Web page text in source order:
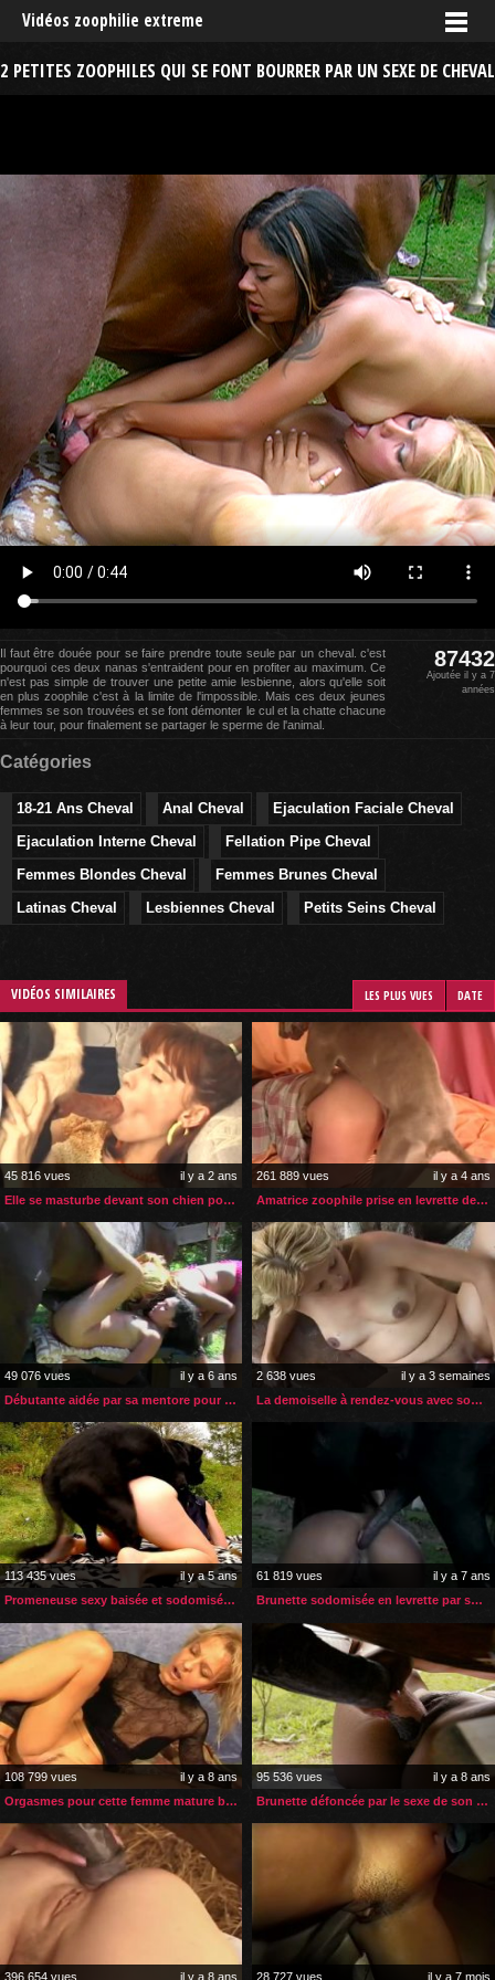
Vidéos zoophilie extreme
2 PETITES ZOOPHILES QUI SE FONT BOURRER PAR UN SEXE DE CHEVAL
Il faut être douée pour se faire prendre toute seule par un cheval. c'est
pourquoi ces deux nanas s'entraident pour en profiter au maximum. Ce
n'est pas simple de trouver une petite amie lesbienne, alors qu'elle soit
en plus zoophile c'est à la limite de l'impossible. Mais ces deux jeunes
femmes se son trouvées et se font démonter le cul et la chatte chacune
à leur tour, pour finalement se partager le sperme de l'animal.
87432
Ajoutée il y a 7
années
Catégories
18-21 Ans Cheval Anal Cheval
Ejaculation Faciale Cheval
Ejaculation Interne Cheval
Fellation Pipe Cheval
Femmes Blondes Cheval
Femmes Brunes Cheval
Latinas Cheval
Lesbiennes Cheval Petits Seins Cheval
VIDÉOS SIMILAIRES LES PLUS VUES DATE
45 816 vues
il y a 2 ans
Elle se masturbe devant son chien pour l’exciter
261 889 vues
il y a 4 ans
Amatrice zoophile prise en levrette deux fois par son chien
49 076 vues
il y a 6 ans
Débutante aidée par sa mentore pour sa 1ère pénétration
2 638 vues
il y a 3 semaines
La demoiselle à rendez-vous avec son poney pour une insémination
113 435 vues
il y a 5 ans
Promeneuse sexy baisée et sodomisée par son chien
61 819 vues
il y a 7 ans
Brunette sodomisée en levrette par son petit poney
108 799 vues
il y a 8 ans
Orgasmes pour cette femme mature baisée par son chien
95 536 vues
il y a 8 ans
Brunette défoncée par le sexe de son étalon
396 654 vues il y a 8 ans 28 727 vues il y a 7 mois